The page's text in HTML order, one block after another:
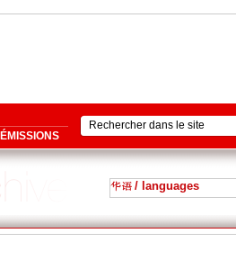
ÉMISSIONS
/ languages